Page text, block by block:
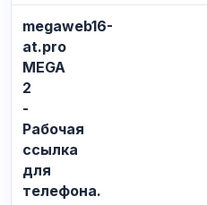
not
detailed
at
all,
fyi
only.
context
only:
https:
…
megaweb16-
at.pro
MEGA
2
-
Рабочая
ссылка
для
телефона.